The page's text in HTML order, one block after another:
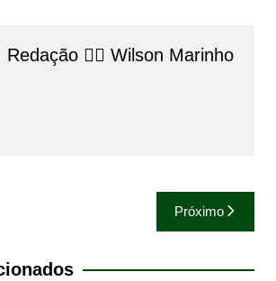
Redação 👨‍⚖️​ Wilson Marinho
Próximo